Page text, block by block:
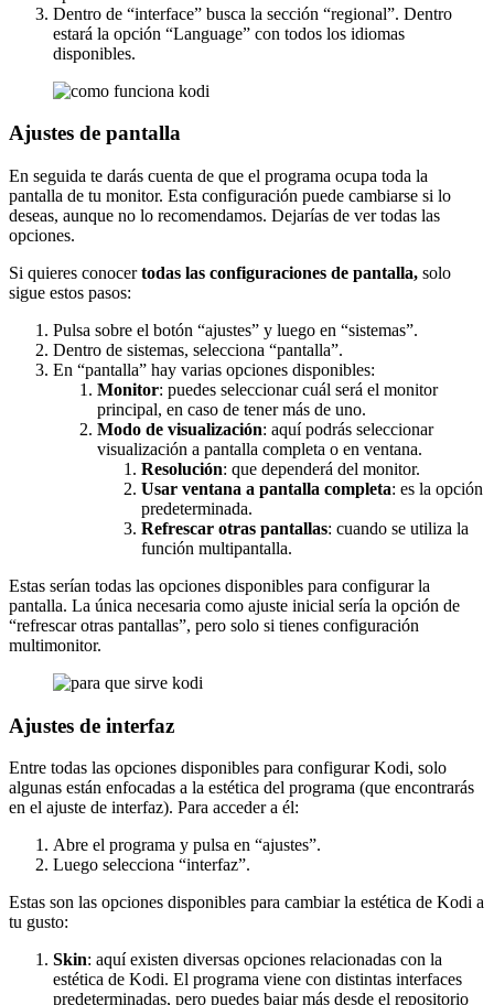
Dentro de “interface” busca la sección “regional”. Dentro
estará la opción “Language” con todos los idiomas
disponibles.
Ajustes de pantalla
En seguida te darás cuenta de que el programa ocupa toda la
pantalla de tu monitor. Esta configuración puede cambiarse si lo
deseas, aunque no lo recomendamos. Dejarías de ver todas las
opciones.
Si quieres conocertodas las configuraciones de pantalla, solo
sigue estos pasos:
Pulsa sobre el botón “ajustes” y luego en “sistemas”.
Dentro de sistemas, selecciona “pantalla”.
En “pantalla” hay varias opciones disponibles:
Monitor: puedes seleccionar cuál será el monitor
principal, en caso de tener más de uno.
Modo de visualización: aquí podrás seleccionar
visualización a pantalla completa o en ventana.
Resolución: que dependerá del monitor.
Usar ventana a pantalla completa: es la opción
predeterminada.
Refrescar otras pantallas: cuando se utiliza la
función multipantalla.
Estas serían todas las opciones disponibles para configurar la
pantalla. La única necesaria como ajuste inicial sería la opción de
“refrescar otras pantallas”, pero solo si tienes configuración
multimonitor.
Ajustes de interfaz
Entre todas las opciones disponibles para configurar Kodi, solo
algunas están enfocadas a la estética del programa (que encontrarás
en el ajuste de interfaz). Para acceder a él:
Abre el programa y pulsa en “ajustes”.
Luego selecciona “interfaz”.
Estas son las opciones disponibles para cambiar la estética de Kodi a
tu gusto:
Skin: aquí existen diversas opciones relacionadas con la
estética de Kodi. El programa viene con distintas interfaces
predeterminadas, pero puedes bajar más desde el repositorio